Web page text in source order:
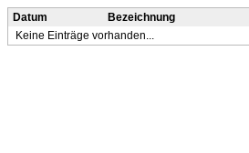
Datum Bezeichnung
Keine Einträge vorhanden...